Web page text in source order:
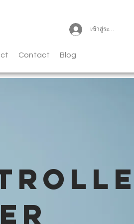
เข้าสู่ระบบ
Contact Blog